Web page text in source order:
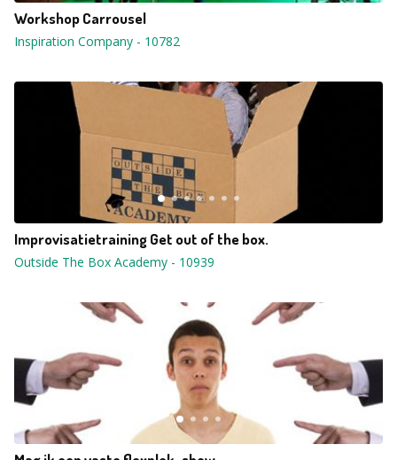
Workshop Carrousel
Inspiration Company - 10782
Improvisatietraining Get out of the box.
Outside The Box Academy - 10939